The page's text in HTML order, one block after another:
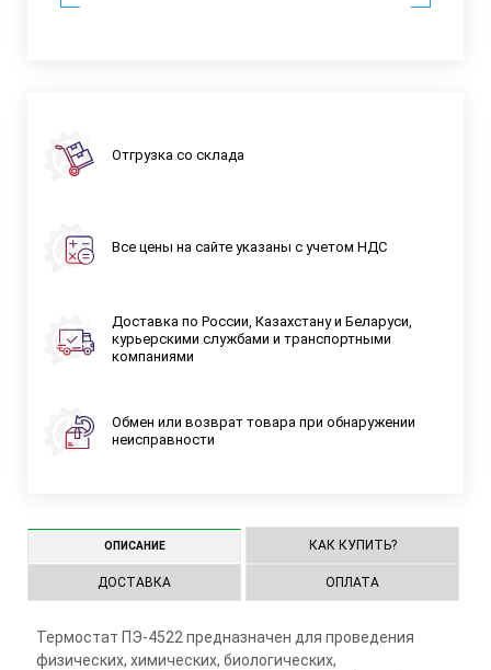
Отгрузка со склада
Все цены на сайте указаны с учетом НДС
Доставка по России, Казахстану и Беларуси,
курьерскими службами и транспортными
компаниями
Обмен или возврат товара при обнаружении
неисправности
ОПИСАНИЕ КАК КУПИТЬ?
ДОСТАВКА ОПЛАТА
Термостат ПЭ-4522 предназначен для проведения
физических, химических, биологических,